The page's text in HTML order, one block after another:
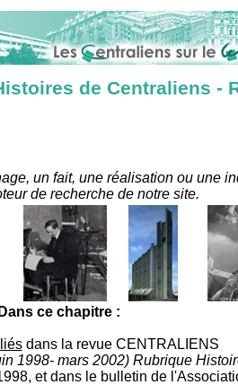
de Centraliens -
un fait, une réalisation ou une
de recherche de notre site.
Dans ce chapitre :
dans la revue CENTRALIENS
1998- mars 2002) Rubrique
et dans le bulletin de